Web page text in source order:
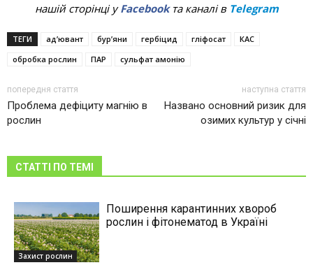
нашій сторінці уFacebookта каналі в Telegram
ТЕГИ ад’ювант бур’яни гербіцид гліфосат
КАС
обробка рослин
ПАР сульфат амонію
попередня стаття
Проблема дефіциту магнію в
рослин
наступна стаття
Названо основний ризик для
озимих культур у січні
СТАТТІ ПО ТЕМІ
Захист рослин
Поширення карантинних хвороб
рослин і фітонематод в Україні